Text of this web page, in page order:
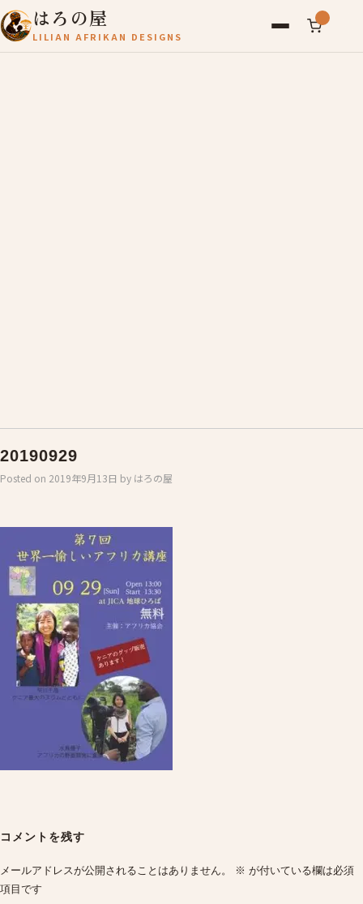
はろの屋
LILIAN AFRIKAN DESIGNS
20190929
Posted on 2019年9月13日 by はろの屋
navigation
コメントを残す
メールアドレスが公開されることはありません。 ※ が付いている欄は必須
項目です